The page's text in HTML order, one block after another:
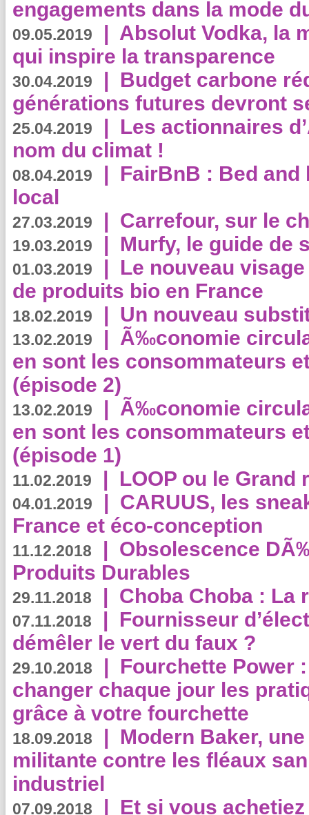
engagements dans la mode
09.05.2019 | Absolut Vodka, la
qui inspire la transparence
30.04.2019 | Budget carbone
générations futures devront
25.04.2019 | Les actionnaires
nom du climat !
08.04.2019 | FairBnB : Bed
local
27.03.2019 | Carrefour, sur le
19.03.2019 | Murfy, le guide de
01.03.2019 | Le nouveau
de produits bio en France
18.02.2019 | Un nouveau
13.02.2019 | Ã‰conomie
en sont les consommateurs
(épisode 2)
13.02.2019 | Ã‰conomie
en sont les consommateurs
(épisode 1)
11.02.2019 | LOOP ou le Grand
04.01.2019 | CARUUS, les
France et éco-conception
11.12.2018 | Obsolescence
Produits Durables
29.11.2018 | Choba Choba : La
07.11.2018 | Fournisseur
démêler le vert du faux ?
29.10.2018 | Fourchette Power
changer chaque jour les
grâce à votre fourchette
18.09.2018 | Modern Baker,
militante contre les fléaux
industriel
07.09.2018 | Et si vous